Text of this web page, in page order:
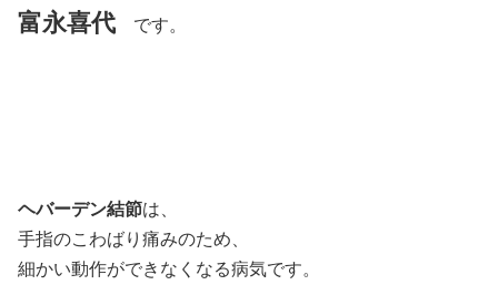
富永喜代 です。
ヘバーデン結節は、
手指のこわばり痛みのため、
細かい動作ができなくなる病気です。